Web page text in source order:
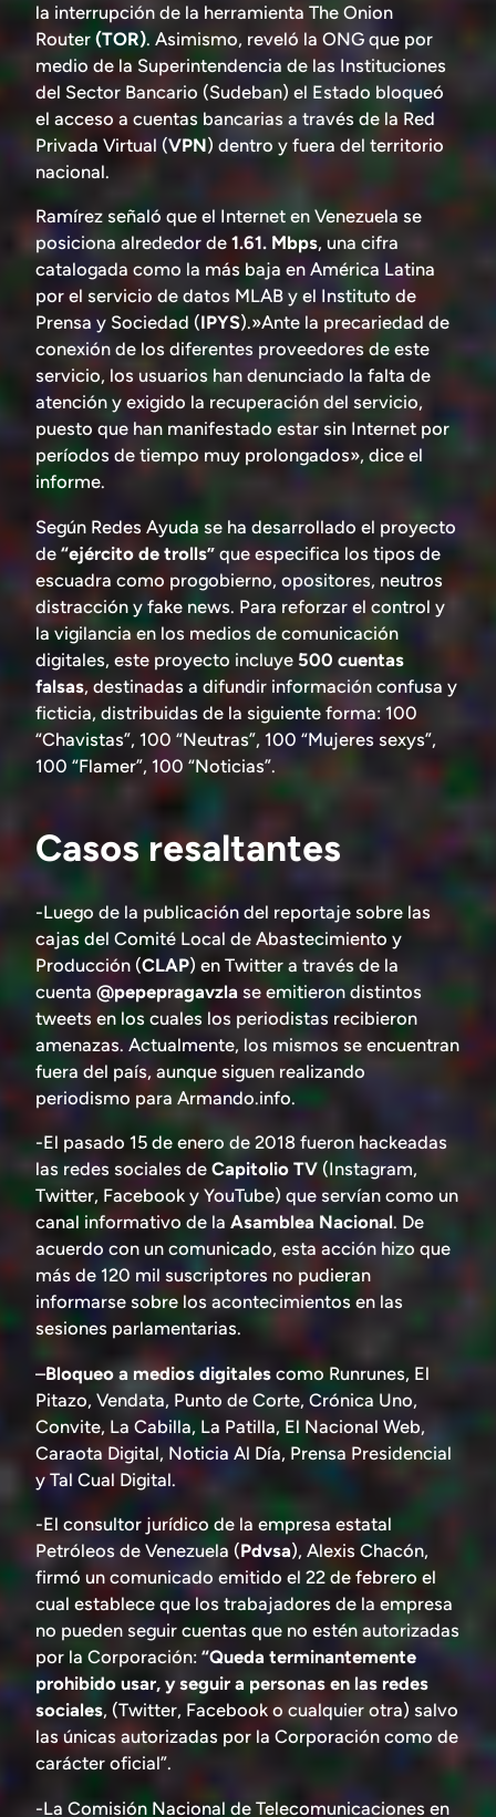
la interrupción de la herramienta The Onion
Router (TOR). Asimismo, reveló la ONG que por
medio de la Superintendencia de las Instituciones
del Sector Bancario (Sudeban) el Estado bloqueó
el acceso a cuentas bancarias a través de la Red
Privada Virtual (VPN) dentro y fuera del territorio
nacional.
Ramírez señaló que el Internet en Venezuela se
posiciona alrededor de 1.61. Mbps, una cifra
catalogada como la más baja en América Latina
por el servicio de datos MLAB y el Instituto de
Prensa y Sociedad (IPYS).»Ante la precariedad de
conexión de los diferentes proveedores de este
servicio, los usuarios han denunciado la falta de
atención y exigido la recuperación del servicio,
puesto que han manifestado estar sin Internet por
períodos de tiempo muy prolongados», dice el
informe.
Según Redes Ayuda se ha desarrollado el proyecto
de “ejército de trolls” que especifica los tipos de
escuadra como progobierno, opositores, neutros
distracción y fake news. Para reforzar el control y
la vigilancia en los medios de comunicación
digitales, este proyecto incluye 500 cuentas
falsas, destinadas a difundir información confusa y
ficticia, distribuidas de la siguiente forma: 100
“Chavistas”, 100 “Neutras”, 100 “Mujeres sexys”,
100 “Flamer”, 100 “Noticias”.
Casos resaltantes
-Luego de la publicación del reportaje sobre las
cajas del Comité Local de Abastecimiento y
Producción (CLAP) en Twitter a través de la
cuenta @pepepragavzla se emitieron distintos
tweets en los cuales los periodistas recibieron
amenazas. Actualmente, los mismos se encuentran
fuera del país, aunque siguen realizando
periodismo para Armando.info.
-El pasado 15 de enero de 2018 fueron hackeadas
las redes sociales de Capitolio TV (Instagram,
Twitter, Facebook y YouTube) que servían como un
canal informativo de la Asamblea Nacional. De
acuerdo con un comunicado, esta acción hizo que
más de 120 mil suscriptores no pudieran
informarse sobre los acontecimientos en las
sesiones parlamentarias.
–Bloqueo a medios digitales como Runrunes, El
Pitazo, Vendata, Punto de Corte, Crónica Uno,
Convite, La Cabilla, La Patilla, El Nacional Web,
Caraota Digital, Noticia Al Día, Prensa Presidencial
y Tal Cual Digital.
-El consultor jurídico de la empresa estatal
Petróleos de Venezuela (Pdvsa), Alexis Chacón,
firmó un comunicado emitido el 22 de febrero el
cual establece que los trabajadores de la empresa
no pueden seguir cuentas que no estén autorizadas
por la Corporación: “Queda terminantemente
prohibido usar, y seguir a personas en las redes
sociales, (Twitter, Facebook o cualquier otra) salvo
las únicas autorizadas por la Corporación como de
carácter oficial”.
-La Comisión Nacional de Telecomunicaciones en